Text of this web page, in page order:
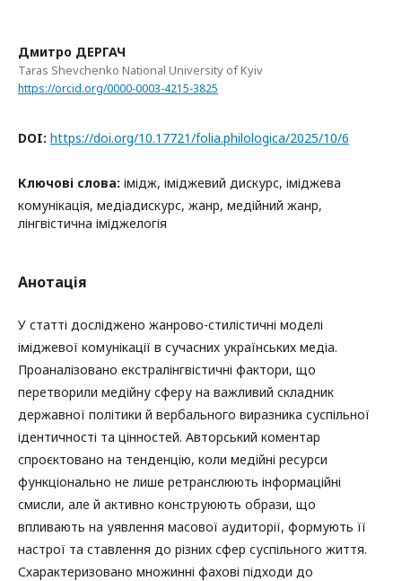
Дмитро ДЕРГАЧ
Taras Shevchenko National University of Kyiv
https://orcid.org/0000-0003-4215-3825
DOI: https://doi.org/10.17721/folia.philologica/2025/10/6
Ключові слова: імідж, іміджевий дискурс, іміджева
комунікація, медіадискурс, жанр, медійний жанр,
лінгвістична іміджелогія
Анотація
У статті досліджено жанрово-стилістичні моделі
іміджевої комунікації в сучасних українських медіа.
Проаналізовано екстралінгвістичні фактори, що
перетворили медійну сферу на важливий складник
державної політики й вербального виразника суспільної
ідентичності та цінностей. Авторський коментар
спроєктовано на тенденцію, коли медійні ресурси
функціонально не лише ретранслюють інформаційні
смисли, але й активно конструюють образи, що
впливають на уявлення масової аудиторії, формують її
настрої та ставлення до різних сфер суспільного життя.
Схарактеризовано множинні фахові підходи до